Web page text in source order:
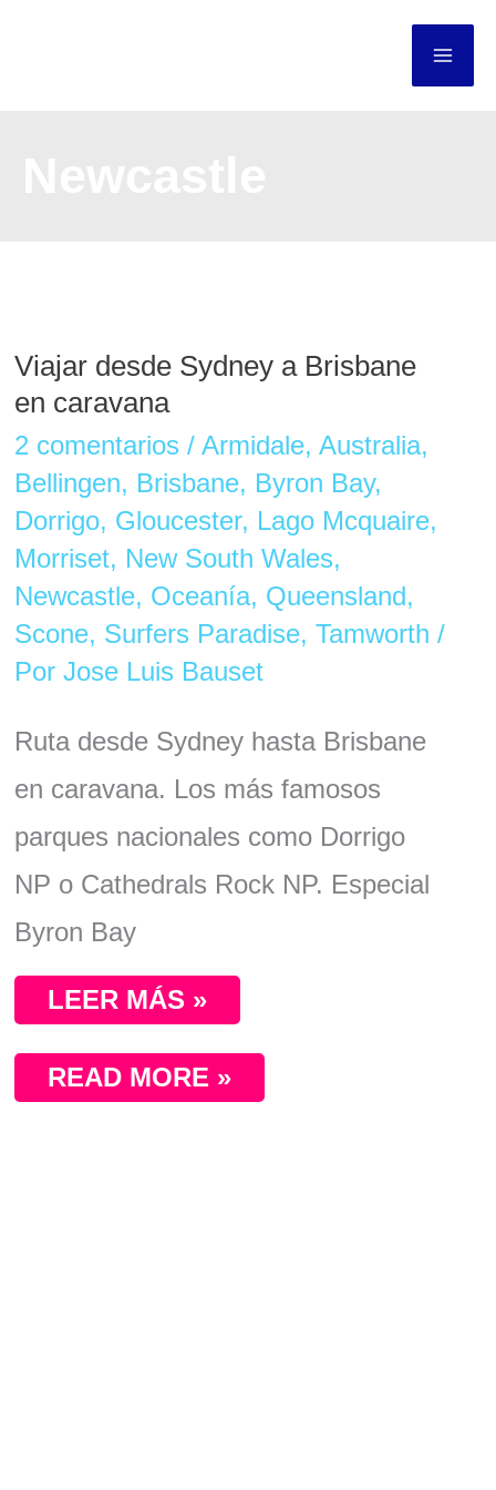
Viajar desde Sydney a Brisbane
en caravana
2 comentarios / Armidale, Australia,
Bellingen, Brisbane, Byron Bay,
Dorrigo, Gloucester, Lago Mcquaire,
Morriset, New South Wales,
Newcastle, Oceanía, Queensland,
Scone, Surfers Paradise, Tamworth /
Por Jose Luis Bauset
Ruta desde Sydney hasta Brisbane
en caravana. Los más famosos
parques nacionales como Dorrigo
NP o Cathedrals Rock NP. Especial
Byron Bay
LEER MÁS »
VIAJAR
DESDE
SYDNEY
A
BRISBANE
EN
CARAVANA
READ MORE »